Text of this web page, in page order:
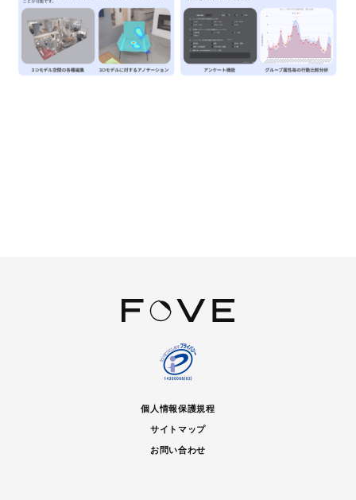
個人情報保護規程
サイトマップ
お問い合わせ